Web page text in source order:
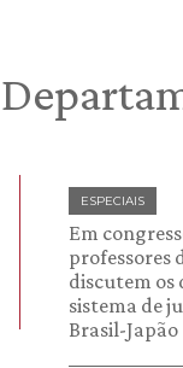
ESPECIAIS
Em
professores
discutem os
sistema de
Brasil-Japão